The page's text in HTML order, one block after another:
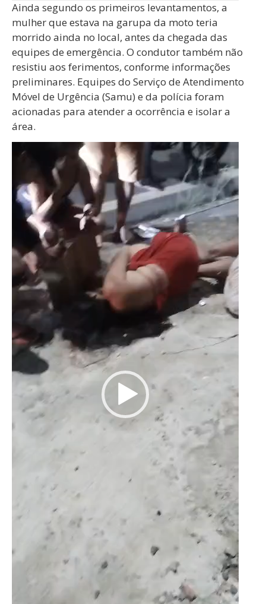
Ainda segundo os primeiros levantamentos, a
mulher que estava na garupa da moto teria
morrido ainda no local, antes da chegada das
equipes de emergência. O condutor também não
resistiu aos ferimentos, conforme informações
preliminares. Equipes do Serviço de Atendimento
Móvel de Urgência (Samu) e da polícia foram
acionadas para atender a ocorrência e isolar a
área.
Tocador
vídeo